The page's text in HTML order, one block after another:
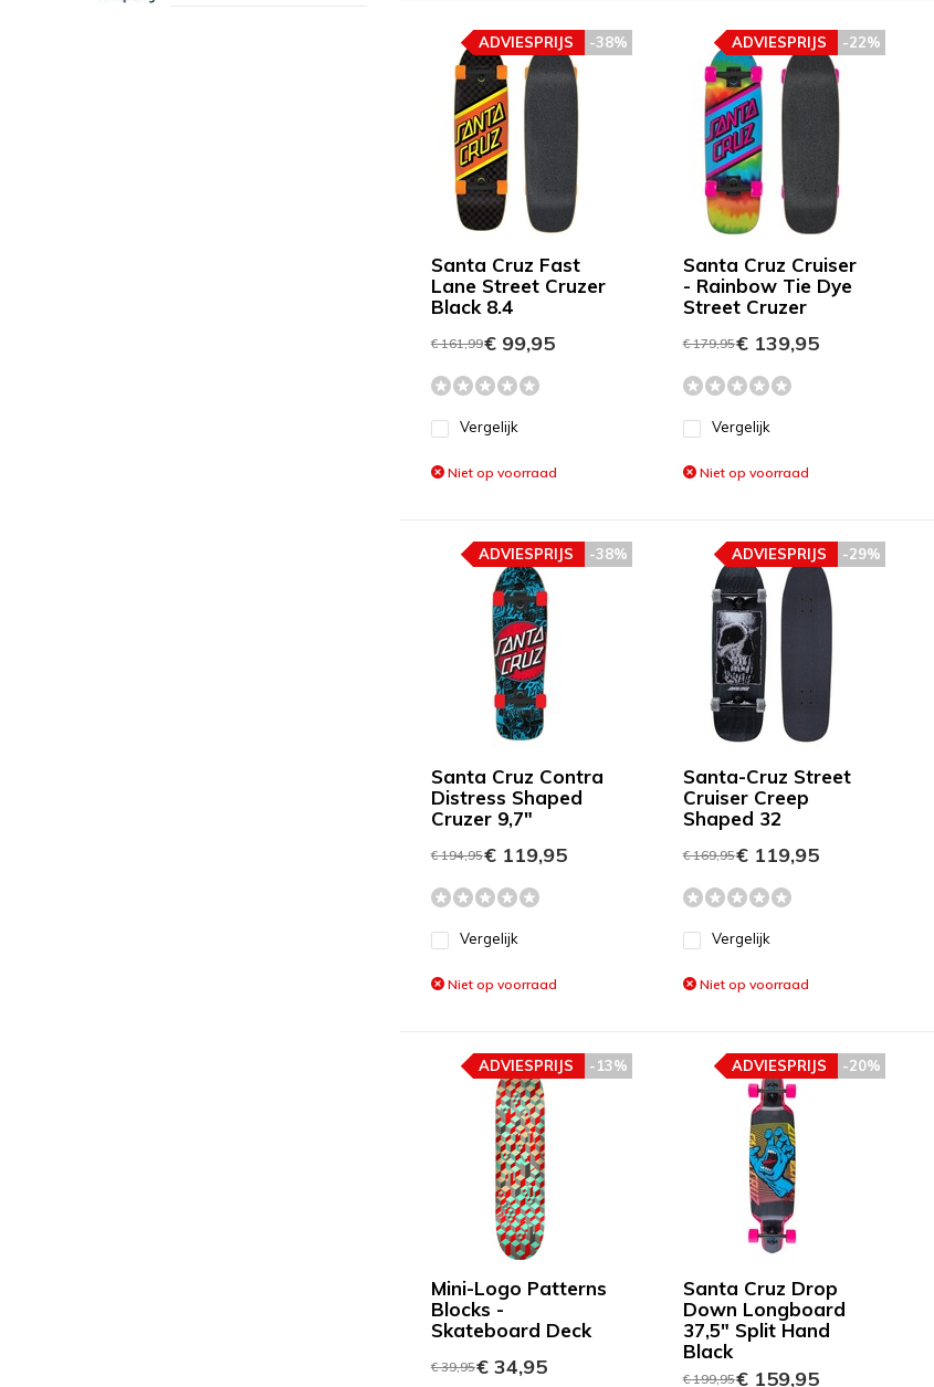
Santa Cruz Fast
Lane Street Cruzer
Black 8.4
-38%
ADVIESPRIJS
€ 161,99€ 99,95
Vergelijk
Niet op voorraad
Santa Cruz Cruiser
- Rainbow Tie Dye
Street Cruzer
-22%
ADVIESPRIJS
€ 179,95€ 139,95
Vergelijk
Niet op voorraad
Santa Cruz Contra
Distress Shaped
Cruzer 9,7"
-38%
ADVIESPRIJS
€ 194,95€ 119,95
Vergelijk
Niet op voorraad
Santa-Cruz Street
Cruiser Creep
Shaped 32
-29%
ADVIESPRIJS
€ 169,95€ 119,95
Vergelijk
Niet op voorraad
Mini-Logo Patterns
Blocks -
Skateboard Deck
-13%
ADVIESPRIJS
€ 39,95€ 34,95
Santa Cruz Drop
Down Longboard
37,5" Split Hand
Black
-20%
ADVIESPRIJS
€ 199,95€ 159,95